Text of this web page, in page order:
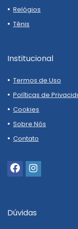
Relógios
Tênis
Institucional
Termos de Uso
Políticas de
Cookies
Sobre Nós
Contato
Dúvidas